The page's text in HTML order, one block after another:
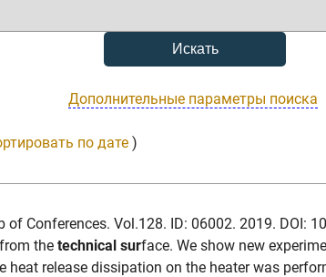
Дополнительные параметры поиска
по дате )
Conferences. Vol.128. ID: 06002. 2019. DOI:
the technical surface. We show new
release dissipation on the heater was